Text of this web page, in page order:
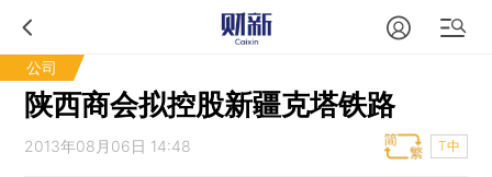
公司
陕西商会拟控股新疆克塔铁路
2013年08月06日 14:48 T中